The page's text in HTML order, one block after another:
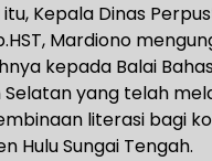
Kepala Dinas
Mardiono
kepada Balai
Selatan yang telah
literasi bagi
Hulu Sungai Tengah.